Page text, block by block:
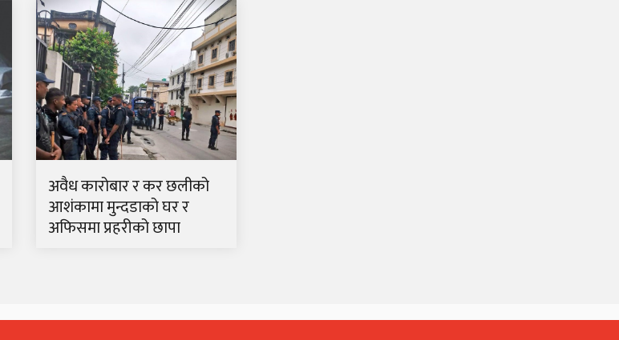
अवैध कारोबार र कर छलीको
आशंकामा मुन्दडाको घर र
अफिसमा प्रहरीको छापा